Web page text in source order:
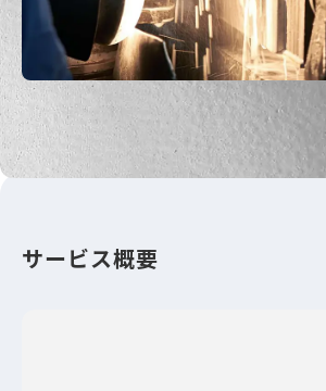
サービス概要
関連活用事例
サービス概要